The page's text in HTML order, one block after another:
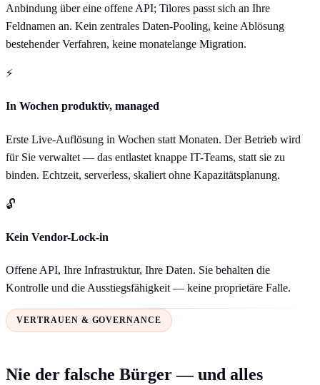
Anbindung über eine offene API; Tilores passt sich an Ihre
Feldnamen an. Kein zentrales Daten-Pooling, keine Ablösung
bestehender Verfahren, keine monatelange Migration.
⚡
In Wochen produktiv, managed
Erste Live-Auflösung in Wochen statt Monaten. Der Betrieb wird
für Sie verwaltet — das entlastet knappe IT-Teams, statt sie zu
binden. Echtzeit, serverless, skaliert ohne Kapazitätsplanung.
🔓
Kein Vendor-Lock-in
Offene API, Ihre Infrastruktur, Ihre Daten. Sie behalten die
Kontrolle und die Ausstiegsfähigkeit — keine proprietäre Falle.
VERTRAUEN & GOVERNANCE
Nie der falsche Bürger — und alles